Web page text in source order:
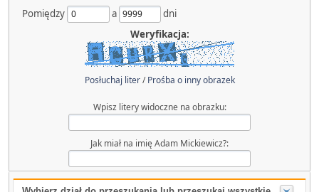
Pomiędzy
a
dni
Weryfikacja:
Posłuchaj liter/Prośba o inny obrazek
Wpisz litery widoczne na obrazku:
Jak miał na imię Adam Mickiewicz?: